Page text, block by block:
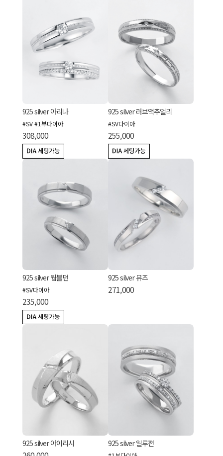
925 silver 아리나
#SV #1부다이아
308,000
925 silver 러브액추얼리
#SV다이아
255,000
925 silver 웜블던
#SV다이아
235,000
925 silver 뮤즈
271,000
925 silver 아이리시 925 silver 일루젼